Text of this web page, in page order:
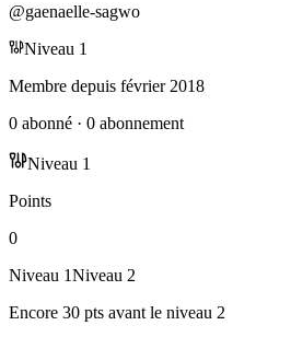
@gaenaelle-sagwo
Niveau 1
Membre depuis février 2018
0 abonné · 0 abonnement
Niveau 1
Points
0
Niveau 1Niveau 2
Encore 30 pts avant le niveau 2